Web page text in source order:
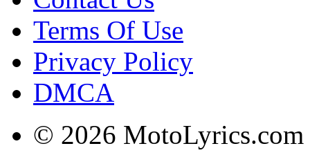
Terms Of Use
Privacy Policy
DMCA
© 2026 MotoLyrics.com